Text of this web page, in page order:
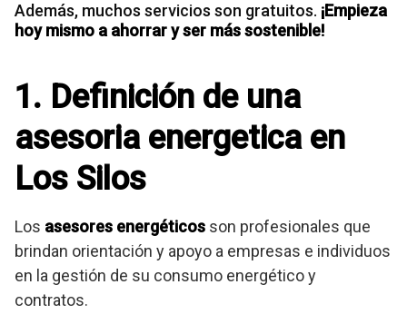
Además, muchos servicios son gratuitos. ¡Empieza
hoy mismo a ahorrar y ser más sostenible!
1. Definición de una
asesoria energetica en
Los Silos
Los asesores energéticos son profesionales que
brindan orientación y apoyo a empresas e individuos
en la gestión de su consumo energético y
contratos.